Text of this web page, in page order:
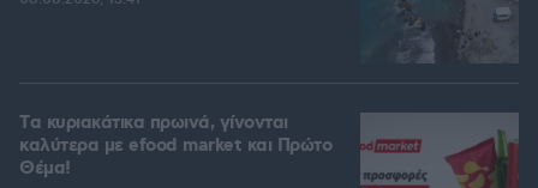
Tα κυριακάτικα πρωινά, γίνονται
καλύτερα με efood market και Πρώτο
Θέμα!